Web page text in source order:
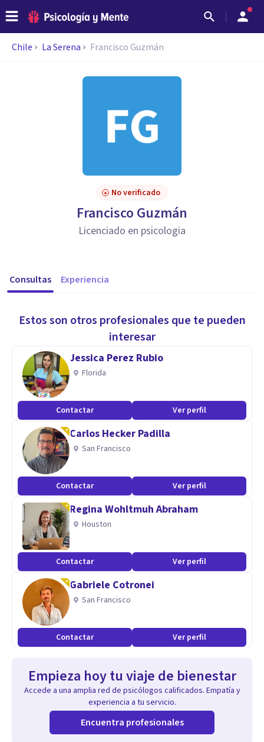
Chile La Serena Francisco Guzmán
No verificado
Francisco Guzmán
Licenciado en psicologia
Consultas Experiencia
Estos son otros profesionales que te pueden
interesar
Jessica Perez Rubio
Florida
Contactar Ver perfil
Carlos Hecker Padilla
San Francisco
Contactar Ver perfil
Regina Wohltmuh Abraham
Houston
Contactar Ver perfil
Gabriele Cotronei
San Francisco
Contactar Ver perfil
Empieza hoy tu viaje de bienestar
Accede a una amplia red de psicólogos calificados. Empatía y
experiencia a tu servicio.
Encuentra profesionales